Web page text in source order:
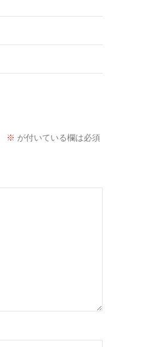
※ が付いている欄は必須